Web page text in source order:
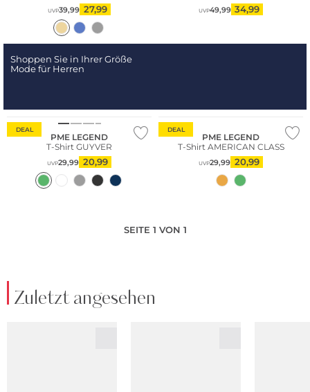
UVP39,99 27,99 UVP49,99 34,99
Shoppen Sie in Ihrer Größe
Mode für Herren
DEAL
PME LEGEND
T-Shirt GUYVER
UVP29,99 20,99
DEAL
PME LEGEND
T-Shirt AMERICAN CLASS
UVP29,99 20,99
SEITE 1 VON 1
Zuletzt angesehen